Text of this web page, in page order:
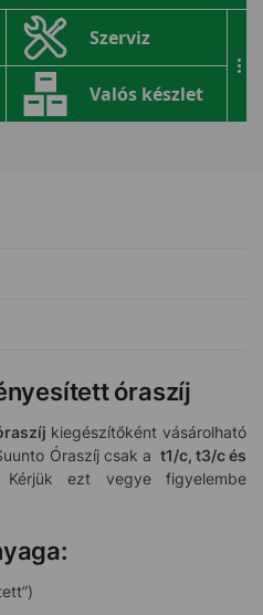
Szerviz
Valós készlet
...
óraszíj
kiegészítőként vásárolható
Óraszíj csak a t1/c, t3/c és
Kérjük ezt vegye figyelembe